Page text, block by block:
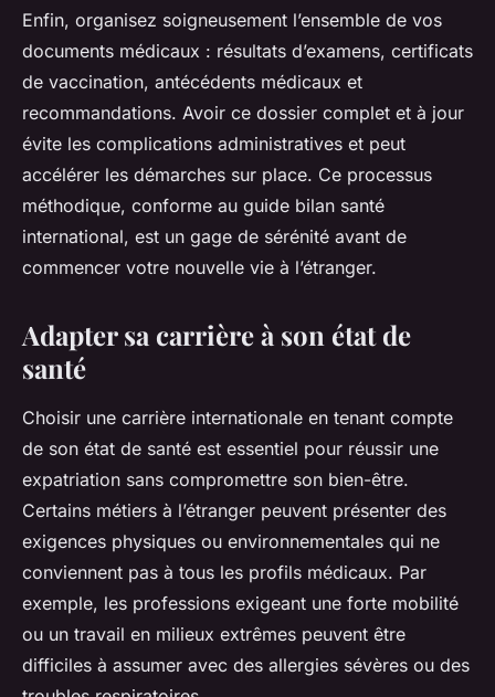
Enfin, organisez soigneusement l’ensemble de vos
documents médicaux : résultats d’examens, certificats
de vaccination, antécédents médicaux et
recommandations. Avoir ce dossier complet et à jour
évite les complications administratives et peut
accélérer les démarches sur place. Ce processus
méthodique, conforme au guide bilan santé
international, est un gage de sérénité avant de
commencer votre nouvelle vie à l’étranger.
Adapter sa carrière à son état de
santé
Choisir une carrière internationale en tenant compte
de son état de santé est essentiel pour réussir une
expatriation sans compromettre son bien-être.
Certains métiers à l’étranger peuvent présenter des
exigences physiques ou environnementales qui ne
conviennent pas à tous les profils médicaux. Par
exemple, les professions exigeant une forte mobilité
ou un travail en milieux extrêmes peuvent être
difficiles à assumer avec des allergies sévères ou des